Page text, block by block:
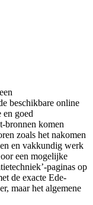
beschikbare online
en goed
bronnen komen
zoals het nakomen
en vakkundig werk
een mogelijke
paginas op
de exacte Ede-
maar het algemene